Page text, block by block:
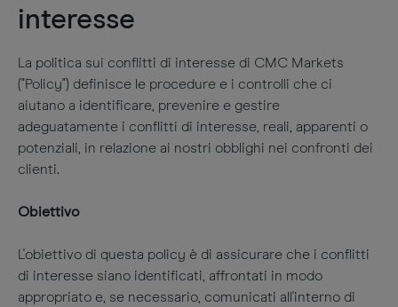
interesse
La politica sui conflitti di interesse di CMC Markets
("Policy") definisce le procedure e i controlli che ci
aiutano a identificare, prevenire e gestire
adeguatamente i conflitti di interesse, reali, apparenti o
potenziali, in relazione ai nostri obblighi nei confronti dei
clienti.
Obiettivo
L'obiettivo di questa policy è di assicurare che i conflitti
di interesse siano identificati, affrontati in modo
appropriato e, se necessario, comunicati all'interno di